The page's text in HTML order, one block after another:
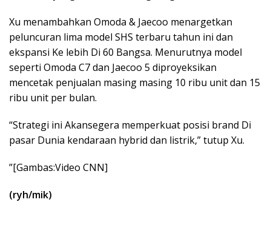
Xu menambahkan Omoda & Jaecoo menargetkan
peluncuran lima model SHS terbaru tahun ini dan
ekspansi Ke lebih Di 60 Bangsa. Menurutnya model
seperti Omoda C7 dan Jaecoo 5 diproyeksikan
mencetak penjualan masing masing 10 ribu unit dan 15
ribu unit per bulan.
“Strategi ini Akansegera memperkuat posisi brand Di
pasar Dunia kendaraan hybrid dan listrik,” tutup Xu.
”[Gambas:Video CNN]
(ryh/mik)